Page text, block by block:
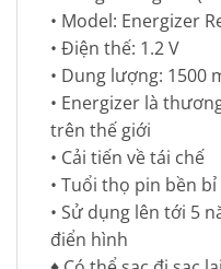
• Model: Energizer
• Điện thế: 1.2 V
• Dung lượng: 1500
• Energizer là
trên thế giới
• Cải tiến về tái chế
• Tuổi thọ pin bền
• Sử dụng lên tới 5
điển hình